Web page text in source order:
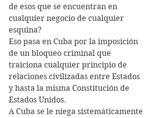
de esos que se encuentran en
cualquier negocio de cualquier
esquina?
Eso pasa en Cuba por la imposición
de un bloqueo criminal que
traiciona cualquier principio de
relaciones civilizadas entre Estados
y hasta la misma Constitución de
Estados Unidos.
A Cuba se le niega sistemáticamente